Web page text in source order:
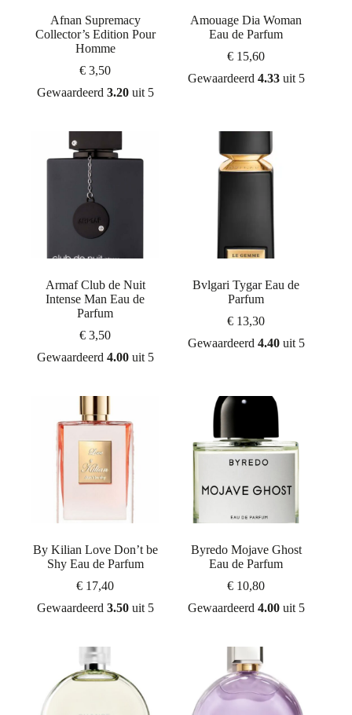
Afnan Supremacy
Collector’s Edition Pour
Homme
€ 3,50
Gewaardeerd 3.20uit 5
Amouage Dia Woman
Eau de Parfum
€ 15,60
Gewaardeerd 4.33uit 5
Armaf Club de Nuit
Intense Man Eau de
Parfum
€ 3,50
Gewaardeerd 4.00uit 5
Bvlgari Tygar Eau de
Parfum
€ 13,30
Gewaardeerd 4.40uit 5
By Kilian Love Don’t be
Shy Eau de Parfum
€ 17,40
Gewaardeerd 3.50uit 5
Byredo Mojave Ghost
Eau de Parfum
€ 10,80
Gewaardeerd 4.00uit 5